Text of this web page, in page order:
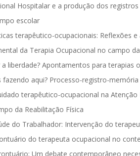
Hospitalar e a produção dos
escolar
terapêutico-ocupacionais: Reflexões
da Terapia Ocupacional no campo
liberdade? Apontamentos para terapias
aqui? Processo-registro-
terapêutico-ocupacional na Atenção
da Reabilitação Física
do Trabalhador: Intervenção do
do terapeuta ocupacional no
Um debate contemporâneo